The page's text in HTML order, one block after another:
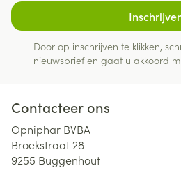
Door op inschrijven te klikken,
nieuwsbrief en gaat u akkoord
Contacteer ons
Opniphar BVBA
Broekstraat 28
9255 Buggenhout